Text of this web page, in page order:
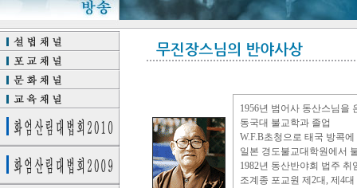
1956년 범어사 동산스님을
동국대 불교학과 졸업
W.F.B초청으로 태국 방콕에
일본 경도불교대학원에서
1982년 동산반야회 법주 취
조계종 포교원 제2대, 제4